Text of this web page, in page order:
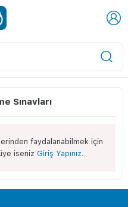
Sınavları
faydalanabilmek için
iseniz Giriş Yapınız.